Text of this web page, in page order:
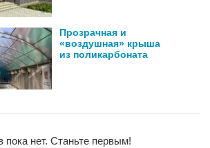
Прозрачная и
«воздушная» крыша
из поликарбоната
нет. Станьте первым!